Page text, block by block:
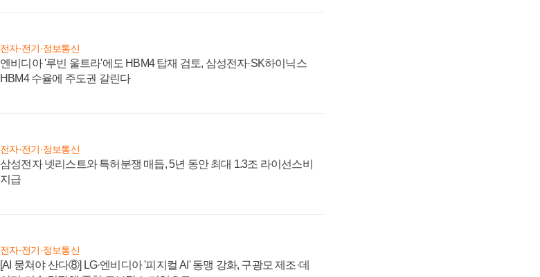
전자·전기·정보통신
엔비디아 '루빈 울트라'에도 HBM4 탑재 검토, 삼성전자·SK하이닉스
HBM4 수율에 주도권 갈린다
전자·전기·정보통신
삼성전자 넷리스트와 특허분쟁 매듭, 5년 동안 최대 1.3조 라이선스비
지급
전자·전기·정보통신
[AI 뭉쳐야 산다⑧] LG·엔비디아 '피지컬 AI' 동맹 강화, 구광모 제조·데